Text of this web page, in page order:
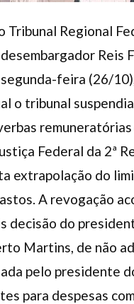
Tribunal Regional
Reis
feira (26/
o tribunal
remuneratórias
Federal da 2ª
extrapolação do
A revogação
decisão do
Martins, de não
pelo presidente
para despesas